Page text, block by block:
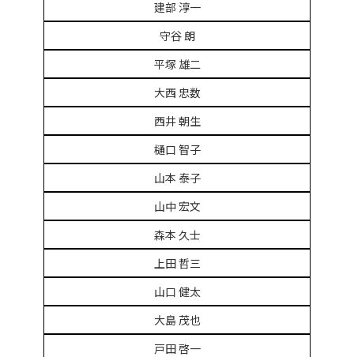
建部 淳一
守谷 朗
平塚 雄二
大西 忠数
西井 朝生
樋口 智子
山本 泰子
山中 宏文
森本 久士
上田 哲三
山口 健太
大島 茂也
戸田 啓一